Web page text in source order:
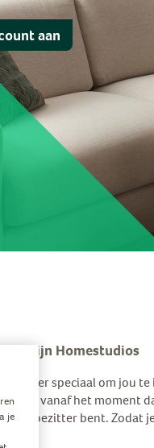
aan
op Mijn Homestudios
is er speciaal om jou
vanaf het moment
bent. Zodat
je